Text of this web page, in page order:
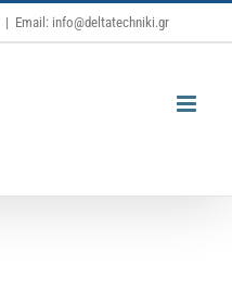
| Email: info@deltatechniki.gr